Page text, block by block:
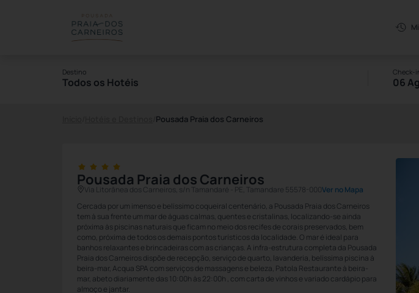
Destino
Todos os Hotéis
Check-
06
Pousada Praia dos Carneiros
Pousada Praia dos Carneiros
Via Litorânea dos Carneiros, s/n Tamandaré - PE, Tamandare 55578-000Ver no Mapa
Cercada por um imenso e belíssimo coqueiral centenário, a Pousada Praia dos Carneiros
tem à sua frente um mar de águas calmas, quentes e cristalinas, localizando-se ainda
próxima às piscinas naturais que ficam no meio dos recifes de corais preservados, bem
como, próxima de todos os demais pontos turísticos da localidade. O mar é ideal para
banhos relaxantes e brincadeiras com as crianças. A infra-estrutura completa da Pousada
Praia dos Carneiros dispõe de recepção, serviço de quarto, lavanderia, belíssima piscina à
beira-mar, Acqua SPA com serviços de massagens e beleza, Patola Restaurante à beira-
mar, abeto diariamente das 10:00h às 22:00h , com carta de vinhos e variado cardápio para
almoço e jantar.